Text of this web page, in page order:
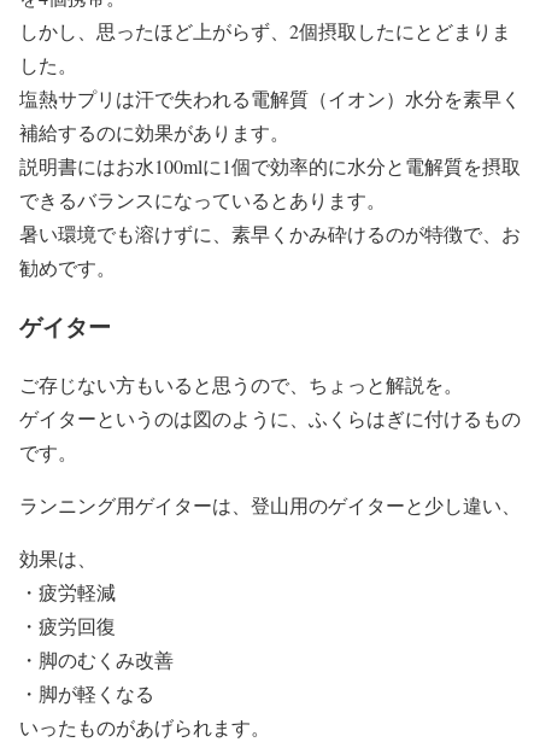
しかし、思ったほど上がらず、2個摂取したにとどまりま
した。
塩熱サプリは汗で失われる電解質（イオン）水分を素早く
補給するのに効果があります。
説明書にはお水100mlに1個で効率的に水分と電解質を摂取
できるバランスになっているとあります。
暑い環境でも溶けずに、素早くかみ砕けるのが特徴で、お
勧めです。
ゲイター
ご存じない方もいると思うので、ちょっと解説を。
ゲイターというのは図のように、ふくらはぎに付けるもの
です。
ランニング用ゲイターは、登山用のゲイターと少し違い、
効果は、
・疲労軽減
・疲労回復
・脚のむくみ改善
・脚が軽くなる
いったものがあげられます。